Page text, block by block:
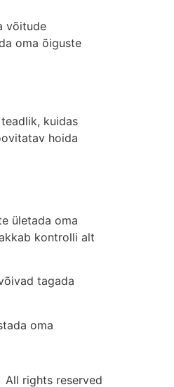
võitude
oma õiguste
kuidas
hoida
ületada oma
kontrolli alt
tagada
oma
All rights reserved